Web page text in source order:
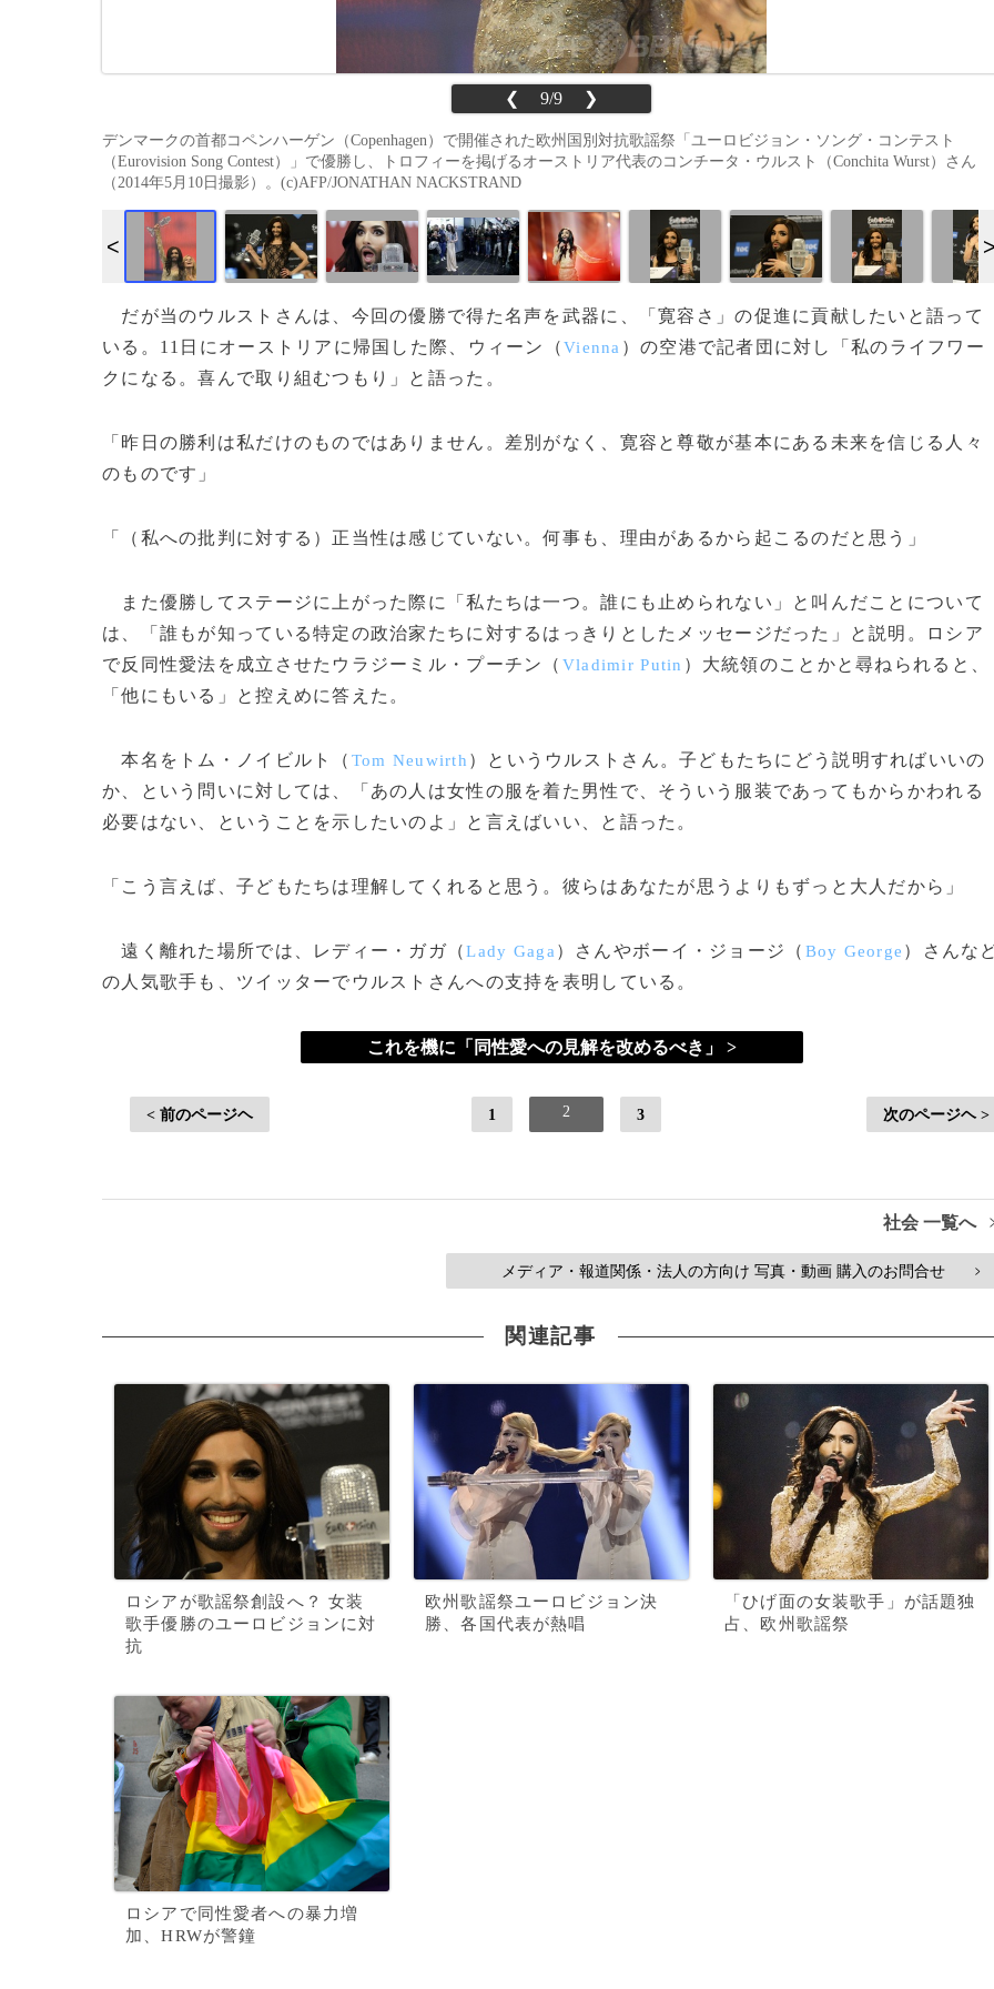
❮ 9/9 ❯
デンマークの首都コペンハーゲン（Copenhagen）で開催された欧州国別対抗歌謡祭「ユーロビジョン・ソング・コンテスト
（Eurovision Song Contest）」で優勝し、トロフィーを掲げるオーストリア代表のコンチータ・ウルスト（Conchita Wurst）さん
（2014年5月10日撮影）。(c)AFP/JONATHAN NACKSTRAND
だが当のウルストさんは、今回の優勝で得た名声を武器に、「寛容さ」の促進に貢献したいと語って
いる。11日にオーストリアに帰国した際、ウィーン（Vienna ）の空港で記者団に対し「私のライフワー
クになる。喜んで取り組むつもり」と語った。
「昨日の勝利は私だけのものではありません。差別がなく、寛容と尊敬が基本にある未来を信じる人々
のものです」
「（私への批判に対する）正当性は感じていない。何事も、理由があるから起こるのだと思う」
また優勝してステージに上がった際に「私たちは一つ。誰にも止められない」と叫んだことについて
は、「誰もが知っている特定の政治家たちに対するはっきりとしたメッセージだった」と説明。ロシア
で反同性愛法を成立させたウラジーミル・プーチン（ Vladimir Putin ）大統領のことかと尋ねられると、
「他にもいる」と控えめに答えた。
本名をトム・ノイビルト（ Tom Neuwirth ）というウルストさん。子どもたちにどう説明すればいいの
か、という問いに対しては、「あの人は女性の服を着た男性で、そういう服装であってもからかわれる
必要はない、ということを示したいのよ」と言えばいい、と語った。
「こう言えば、子どもたちは理解してくれると思う。彼らはあなたが思うよりもずっと大人だから」
遠く離れた場所では、レディー・ガガ（Lady Gaga ）さんやボーイ・ジョージ（ Boy George ）さんな
の人気歌手も、ツイッターでウルストさんへの支持を表明している。
これを機に「同性愛への見解を改めるべき」 >
< 前のページヘ 1 2 3 次のページヘ >
社会 一覧へ
メディア・報道関係・法人の方向け 写真・動画 購入のお問合せ >
関連記事
ロシアが歌謡祭創設へ？ 女装
歌手優勝のユーロビジョンに対
抗
欧州歌謡祭ユーロビジョン決
勝、各国代表が熱唱
「ひげ面の女装歌手」が話題独
占、欧州歌謡祭
ロシアで同性愛者への暴力増
加、HRWが警鐘